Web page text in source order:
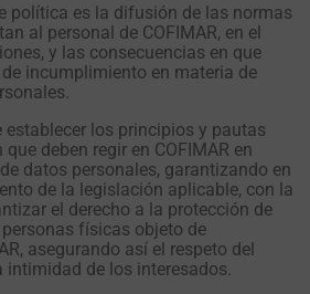
política es la difusión de las normas
al personal de COFIMAR, en el
y las consecuencias en que
incumplimiento en materia de
establecer los principios y pautas
deben regir en COFIMAR en
datos personales, garantizando en
de la legislación aplicable, con la
el derecho a la protección de
físicas objeto de
asegurando así el respeto del
intimidad de los interesados.